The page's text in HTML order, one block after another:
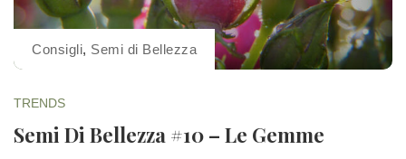
Consigli, Semi di Bellezza
TRENDS
Semi Di Bellezza #10 – Le Gemme